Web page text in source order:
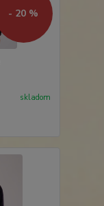
- 20 %
skladom